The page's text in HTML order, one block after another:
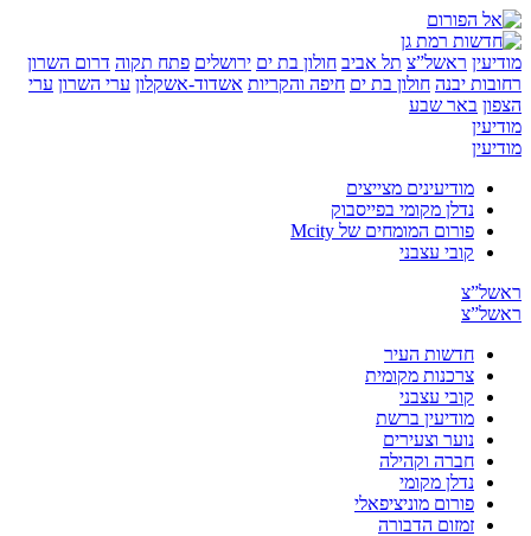
ראשל”צ תל אביב חולון בת ים ירושלים פתח תקוה דרום השרון
יבנה חולון בת ים חיפה והקריות אשדוד-אשקלון ערי השרון ערי
באר שבע
מודיעינים מצייצים
נדלן מקומי בפייסבוק
פורום המומחים של Mcity
קובי עצבני
חדשות העיר
צרכנות מקומית
קובי עצבני
מודיעין ברשת
נוער וצעירים
חברה וקהילה
נדלן מקומי
פורום מוניציפאלי
זמזום הדבורה